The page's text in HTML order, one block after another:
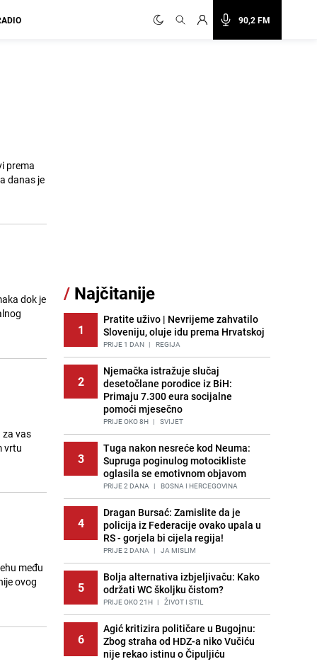
90,2 FM
prema
danas je
dok je
vas
vrtu
među
ovog
/ Najčitanije
1
Pratite uživo | Nevrijeme zahvatilo
Sloveniju, oluje idu prema Hrvatskoj
PRIJE 1 DAN | REGIJA
2
Njemačka istražuje slučaj
desetočlane porodice iz BiH:
Primaju 7.300 eura socijalne
pomoći mjesečno
PRIJE OKO 8H | SVIJET
3
Tuga nakon nesreće kod Neuma:
Supruga poginulog motocikliste
oglasila se emotivnom objavom
PRIJE 2 DANA | BOSNA I HERCEGOVINA
4
Dragan Bursać: Zamislite da je
policija iz Federacije ovako upala u
RS - gorjela bi cijela regija!
PRIJE 2 DANA | JA MISLIM
5
Bolja alternativa izbjeljivaču: Kako
održati WC školjku čistom?
PRIJE OKO 21H | ŽIVOT I STIL
6
Agić kritizira političare u Bugojnu:
Zbog straha od HDZ-a niko Vučiću
nije rekao istinu o Čipuljiću